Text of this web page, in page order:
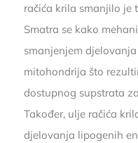
račića krila smanjilo je
Smatra se kako
smanjenjem
mitohondrija što
dostupnog supstrata
Također, ulje račića
djelovanja lipogenih